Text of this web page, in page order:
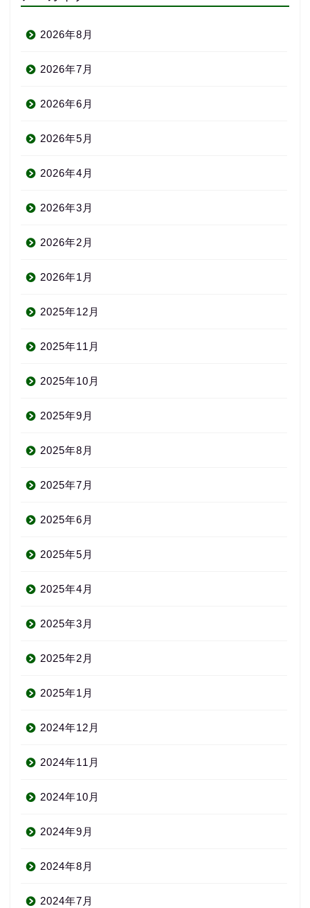
2026年8月
2026年7月
2026年6月
2026年5月
2026年4月
2026年3月
2026年2月
2026年1月
2025年12月
2025年11月
2025年10月
2025年9月
2025年8月
2025年7月
2025年6月
2025年5月
2025年4月
2025年3月
2025年2月
2025年1月
2024年12月
2024年11月
2024年10月
2024年9月
2024年8月
2024年7月